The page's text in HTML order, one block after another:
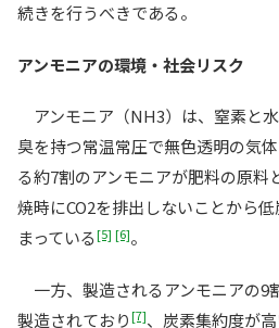
続きを行うべきである。
アンモニアの環境・社会リスク
アンモニア（NH3）は、窒素と
臭を持つ常温常圧で無色透明の気
る約7割のアンモニアが肥料の原料
焼時にCO2を排出しないことから
まっている[5] [6]。
一方、製造されるアンモニアの9
製造されており[7]、炭素集約度が